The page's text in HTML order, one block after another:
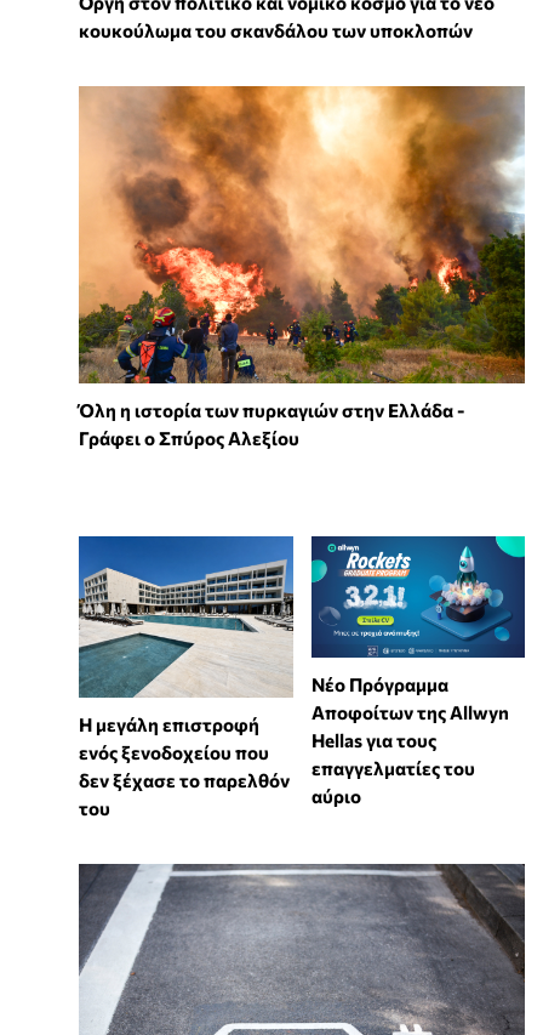
κουκούλωμα του σκανδάλου των υποκλοπών
Όλη η ιστορία των πυρκαγιών στην Ελλάδα -
Γράφει ο Σπύρος Αλεξίου
Η μεγάλη επιστροφή
ενός ξενοδοχείου που
δεν ξέχασε το παρελθόν
του
Νέο Πρόγραμμα
Αποφοίτων της Allwyn
Hellas για τους
επαγγελματίες του
αύριο